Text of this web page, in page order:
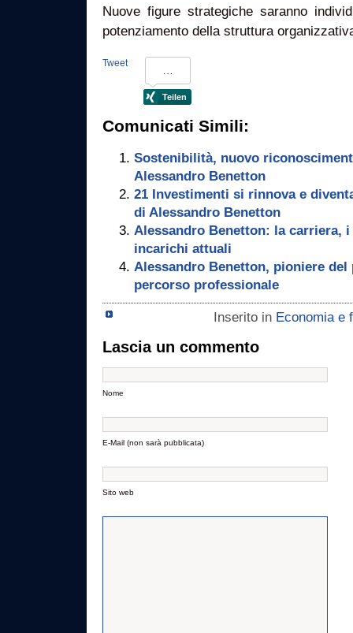
Nuove figure strategiche saranno
potenziamento della struttura
Tweet
Comunicati Simili:
Sostenibilità, nuovo
Alessandro Benetton
21 Investimenti si rinnova e
di Alessandro Benetton
Alessandro Benetton: la carriera,
incarichi attuali
Alessandro Benetton, pioniere
percorso professionale
Inserito in Economia e
Lascia un commento
Nome
E-Mail (non sarà pubblicata)
Sito web